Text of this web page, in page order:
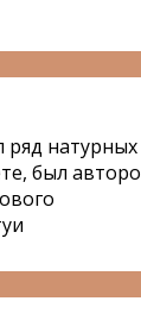
ряд натурных
был